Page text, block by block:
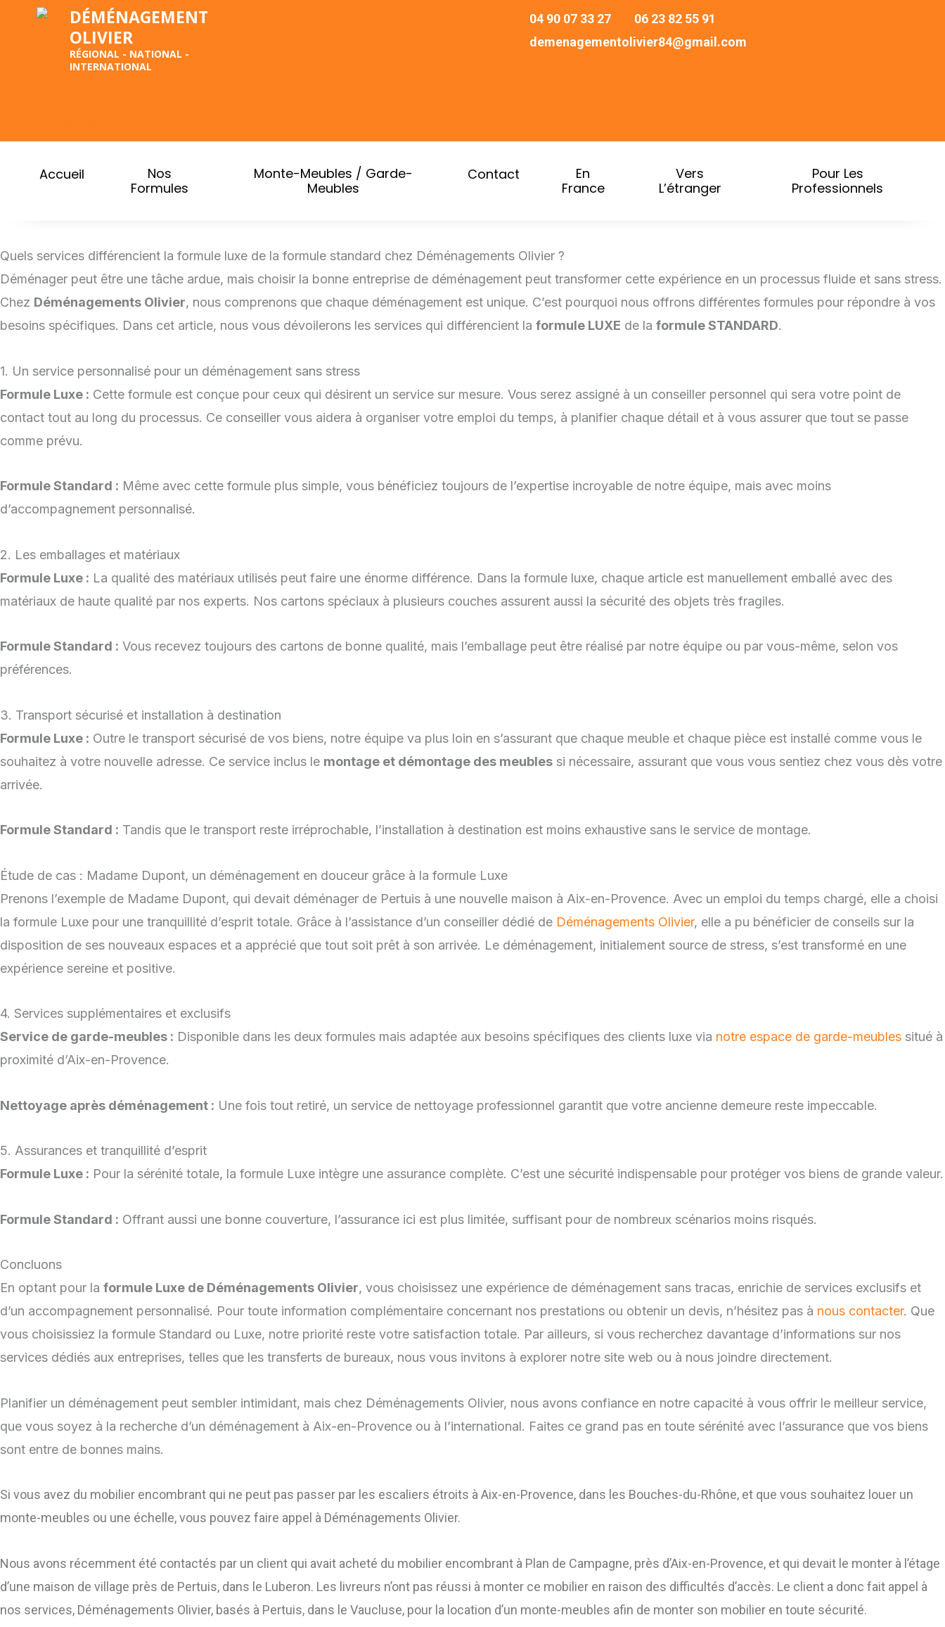
DÉMÉNAGEMENT
OLIVIER
RÉGIONAL - NATIONAL -
INTERNATIONAL
04 90 07 33 27
06 23 82 55 91
demenagementolivier84@gmail.com
Accueil
Nos
Formules
Monte-Meubles / Garde-
Meubles
Contact
En
France
Vers
L’étranger
Pour Les
Professionnels
Quels services différencient la formule luxe de la formule standard chez Déménagements Olivier ?
Déménager peut être une tâche ardue, mais choisir la bonne entreprise de déménagement peut transformer cette expérience en un processus fluide et sans stress.
Chez Déménagements Olivier, nous comprenons que chaque déménagement est unique. C’est pourquoi nous offrons différentes formules pour répondre à vos
besoins spécifiques. Dans cet article, nous vous dévoilerons les services qui différencient la formule LUXE de la formule STANDARD.
1. Un service personnalisé pour un déménagement sans stress
Formule Luxe : Cette formule est conçue pour ceux qui désirent un service sur mesure. Vous serez assigné à un conseiller personnel qui sera votre point de
contact tout au long du processus. Ce conseiller vous aidera à organiser votre emploi du temps, à planifier chaque détail et à vous assurer que tout se passe
comme prévu.
Formule Standard : Même avec cette formule plus simple, vous bénéficiez toujours de l’expertise incroyable de notre équipe, mais avec moins
d’accompagnement personnalisé.
2. Les emballages et matériaux
Formule Luxe : La qualité des matériaux utilisés peut faire une énorme différence. Dans la formule luxe, chaque article est manuellement emballé avec des
matériaux de haute qualité par nos experts. Nos cartons spéciaux à plusieurs couches assurent aussi la sécurité des objets très fragiles.
Formule Standard : Vous recevez toujours des cartons de bonne qualité, mais l’emballage peut être réalisé par notre équipe ou par vous-même, selon vos
préférences.
3. Transport sécurisé et installation à destination
Formule Luxe : Outre le transport sécurisé de vos biens, notre équipe va plus loin en s’assurant que chaque meuble et chaque pièce est installé comme vous le
souhaitez à votre nouvelle adresse. Ce service inclus le montage et démontage des meubles si nécessaire, assurant que vous vous sentiez chez vous dès votre
arrivée.
Formule Standard : Tandis que le transport reste irréprochable, l’installation à destination est moins exhaustive sans le service de montage.
Étude de cas : Madame Dupont, un déménagement en douceur grâce à la formule Luxe
Prenons l’exemple de Madame Dupont, qui devait déménager de Pertuis à une nouvelle maison à Aix-en-Provence. Avec un emploi du temps chargé, elle a choisi
la formule Luxe pour une tranquillité d’esprit totale. Grâce à l’assistance d’un conseiller dédié de Déménagements Olivier, elle a pu bénéficier de conseils sur la
disposition de ses nouveaux espaces et a apprécié que tout soit prêt à son arrivée. Le déménagement, initialement source de stress, s’est transformé en une
expérience sereine et positive.
4. Services supplémentaires et exclusifs
Service de garde-meubles : Disponible dans les deux formules mais adaptée aux besoins spécifiques des clients luxe via notre espace de garde-meubles situé à
proximité d’Aix-en-Provence.
Nettoyage après déménagement : Une fois tout retiré, un service de nettoyage professionnel garantit que votre ancienne demeure reste impeccable.
5. Assurances et tranquillité d’esprit
Formule Luxe : Pour la sérénité totale, la formule Luxe intègre une assurance complète. C’est une sécurité indispensable pour protéger vos biens de grande valeur.
Formule Standard : Offrant aussi une bonne couverture, l’assurance ici est plus limitée, suffisant pour de nombreux scénarios moins risqués.
Concluons
En optant pour la formule Luxe de Déménagements Olivier, vous choisissez une expérience de déménagement sans tracas, enrichie de services exclusifs et
d’un accompagnement personnalisé. Pour toute information complémentaire concernant nos prestations ou obtenir un devis, n’hésitez pas à nous contacter. Que
vous choisissiez la formule Standard ou Luxe, notre priorité reste votre satisfaction totale. Par ailleurs, si vous recherchez davantage d’informations sur nos
services dédiés aux entreprises, telles que les transferts de bureaux, nous vous invitons à explorer notre site web ou à nous joindre directement.
Planifier un déménagement peut sembler intimidant, mais chez Déménagements Olivier, nous avons confiance en notre capacité à vous offrir le meilleur service,
que vous soyez à la recherche d’un déménagement à Aix-en-Provence ou à l’international. Faites ce grand pas en toute sérénité avec l’assurance que vos biens
sont entre de bonnes mains.
Si vous avez du mobilier encombrant qui ne peut pas passer par les escaliers étroits à Aix-en-Provence, dans les Bouches-du-Rhône, et que vous souhaitez louer un
monte-meubles ou une échelle, vous pouvez faire appel à Déménagements Olivier.
Nous avons récemment été contactés par un client qui avait acheté du mobilier encombrant à Plan de Campagne, près d’Aix-en-Provence, et qui devait le monter à l’étage
d’une maison de village près de Pertuis, dans le Luberon. Les livreurs n’ont pas réussi à monter ce mobilier en raison des difficultés d’accès. Le client a donc fait appel à
nos services, Déménagements Olivier, basés à Pertuis, dans le Vaucluse, pour la location d’un monte-meubles afin de monter son mobilier en toute sécurité.